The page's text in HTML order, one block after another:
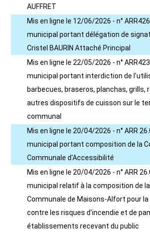
AUFFRET
Mis en ligne le 12/06/2026 - n°
municipal portant délégation de
Cristel BAURIN Attaché Principal
Mis en ligne le 22/05/2026 - n°
municipal portant interdiction de
barbecues, braseros, planchas, grills,
autres dispositifs de cuisson sur le
communal
Mis en ligne le 20/04/2026 - n° ARR
municipal portant composition de la
Communale d'Accessibilité
Mis en ligne le 20/04/2026 - n° ARR
municipal relatif à la composition de
Communale de Maisons-Alfort pour
contre les risques d'incendie et de
établissements recevant du public